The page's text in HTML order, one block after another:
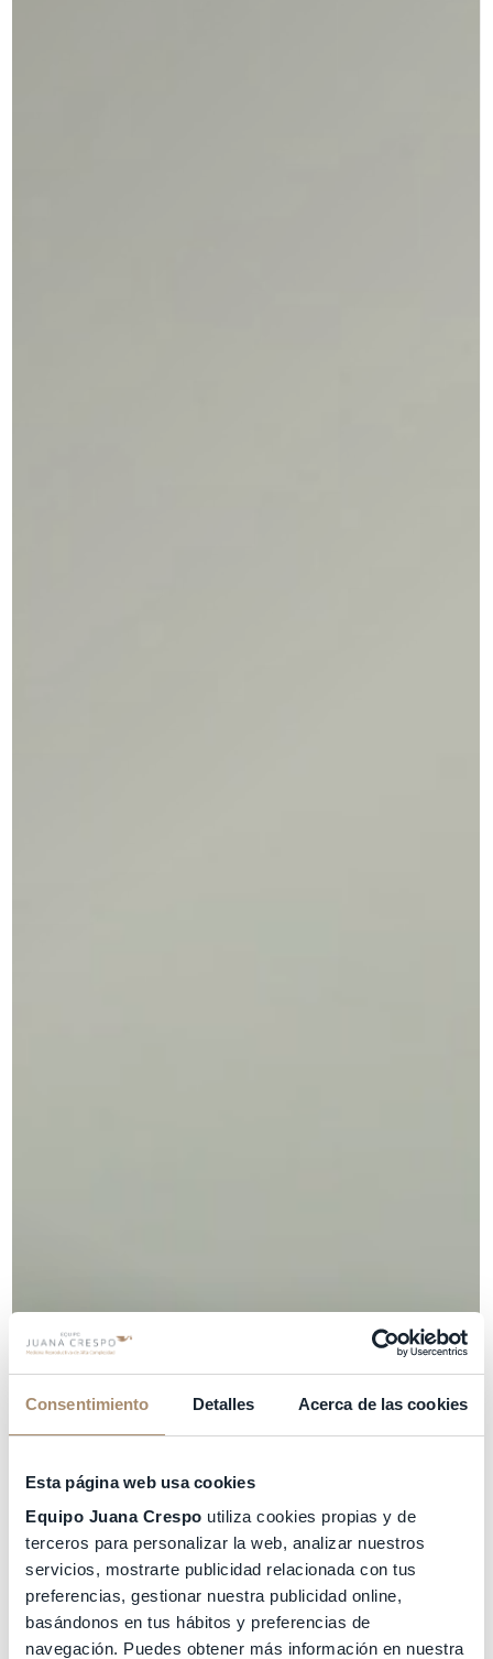
Consentimiento Detalles Acerca de las cookies
Esta página web usa cookies
Equipo Juana Crespo utiliza cookies propias y de
terceros para personalizar la web, analizar nuestros
servicios, mostrarte publicidad relacionada con tus
preferencias, gestionar nuestra publicidad online,
basándonos en tus hábitos y preferencias de
navegación. Puedes obtener más información en nuestra